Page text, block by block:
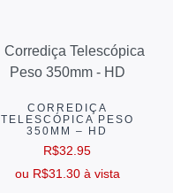
CORREDIÇA
TELESCÓPICA PESO
350MM – HD
R$32.95
ou R$31.30 à vista